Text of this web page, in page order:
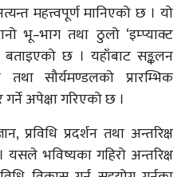
महत्त्वपूर्ण मानिएको छ । यो
भू–भाग तथा ठुलो ‘इम्प्याक्ट
छ । यहाँबाट सङ्कलन
सौर्यमण्डलको प्रारम्भिक
अपेक्षा गरिएको छ ।
प्रविधि प्रदर्शन तथा अन्तरिक्ष
भविष्यका गहिरो अन्तरिक्ष